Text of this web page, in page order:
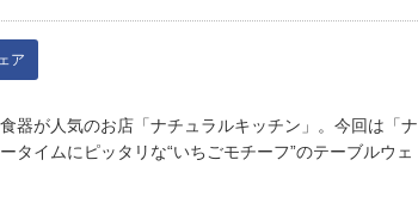
ア
器が人気のお店「ナチュラルキッチン」。今回は「ナ
タイムにピッタリな“いちごモチーフ”のテーブルウェ